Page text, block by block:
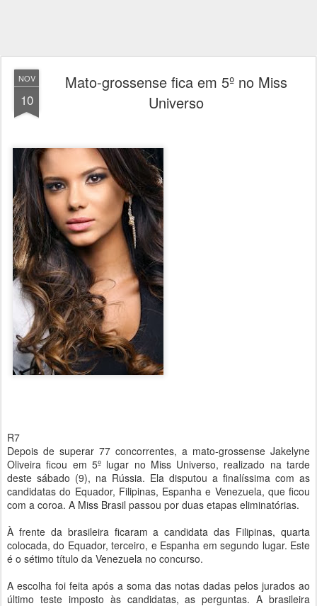
NOV
10
Mato-grossense fica em 5º no Miss
Universo
R7
Depois de superar 77 concorrentes, a mato-grossense Jakelyne
Oliveira ficou em 5º lugar no Miss Universo, realizado na tarde
deste sábado (9), na Rússia. Ela disputou a finalíssima com as
candidatas do Equador, Filipinas, Espanha e Venezuela, que ficou
com a coroa. A Miss Brasil passou por duas etapas eliminatórias.
À frente da brasileira ficaram a candidata das Filipinas, quarta
colocada, do Equador, terceiro, e Espanha em segundo lugar. Este
é o sétimo título da Venezuela no concurso.
A escolha foi feita após a soma das notas dadas pelos jurados ao
último teste imposto às candidatas, as perguntas. A brasileira